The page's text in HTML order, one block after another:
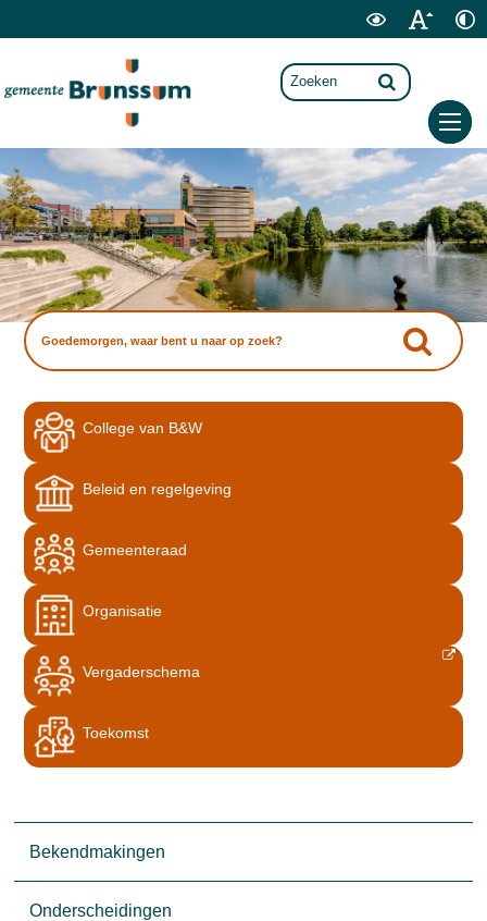
College van B&W
Beleid en regelgeving
Gemeenteraad
Organisatie
Vergaderschema
Toekomst
Bekendmakingen
Onderscheidingen